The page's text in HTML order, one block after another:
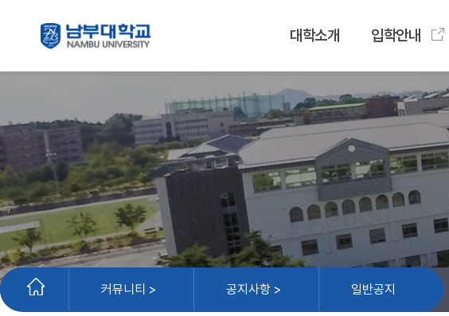
대학소개 입학안내
커뮤니티 > 공지사항 > 일반공지